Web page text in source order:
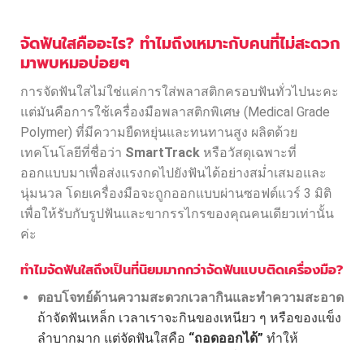
จัดฟันใสคืออะไร? ทำไมถึงเหมาะกับคนที่ไม่สะดวก
มาพบหมอบ่อยๆ
การจัดฟันใสไม่ใช่แค่การใส่พลาสติกครอบฟันทั่วไปนะคะ
แต่มันคือการใช้เครื่องมือพลาสติกพิเศษ (Medical Grade
Polymer) ที่มีความยืดหยุ่นและทนทานสูง ผลิตด้วย
เทคโนโลยีที่ชื่อว่า SmartTrack หรือวัสดุเฉพาะที่
ออกแบบมาเพื่อส่งแรงกดไปยังฟันได้อย่างสม่ำเสมอและ
นุ่มนวล โดยเครื่องมือจะถูกออกแบบผ่านซอฟต์แวร์ 3 มิติ
เพื่อให้รับกับรูปฟันและขากรรไกรของคุณคนเดียวเท่านั้น
ค่ะ
ทำไมจัดฟันใสถึงเป็นที่นิยมมากกว่าจัดฟันแบบติดเครื่องมือ?
ตอบโจทย์ด้านความสะดวกเวลากินและทำความสะอาด
ถ้าจัดฟันเหล็ก เวลาเราจะกินของเหนียว ๆ หรือของแข็ง
ลำบากมาก แต่จัดฟันใสคือ “ถอดออกได้” ทำให้